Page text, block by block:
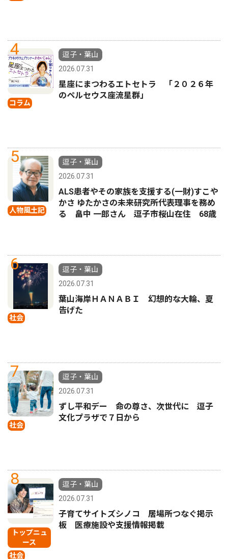
4
コラム
逗子・葉山
2026.07.31
星座にまつわるエトセトラ 「２０２６年
のペルセウス座流星群」
5
人物風土記
逗子・葉山
2026.07.31
ALS患者やその家族を支援する(一財)すこや
かさ ゆたかさの未来研究所代表理事を務め
る 畠中 一郎さん 逗子市桜山在住 68歳
6
社会
逗子・葉山
2026.07.31
葉山海岸ＨＡＮＡＢＩ 幻想的な大輪、夏
告げた
7
社会
逗子・葉山
2026.07.31
ずし平和デー 命の尊さ、次世代に 逗子
文化プラザで７日から
8
トップニュ
ース
社会
逗子・葉山
2026.07.31
子育てサイトズシノコ 居場所つなぐ掲示
板 医療施設や支援情報掲載